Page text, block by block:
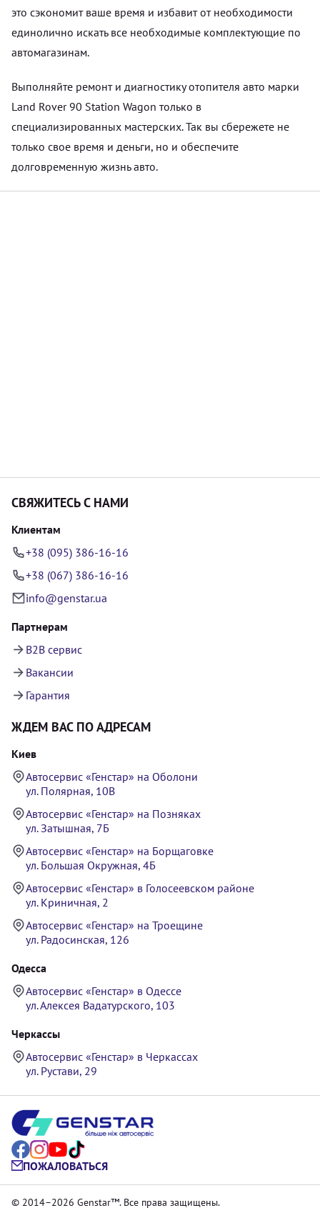
это сэкономит ваше время и избавит от необходимости
единолично искать все необходимые комплектующие по
автомагазинам.
Выполняйте ремонт и диагностику отопителя авто марки
Land Rover 90 Station Wagon только в
специализированных мастерских. Так вы сбережете не
только свое время и деньги, но и обеспечите
долговременную жизнь авто.
СВЯЖИТЕСЬ С НАМИ
Клиентам
+38 (095) 386-16-16
+38 (067) 386-16-16
info@genstar.ua
Партнерам
B2B сервис
Вакансии
Гарантия
ЖДЕМ ВАС ПО АДРЕСАМ
Киев
Автосервис «Генстар» на Оболони
ул. Полярная, 10В
Автосервис «Генстар» на Позняках
ул. Затышная, 7Б
Автосервис «Генстар» на Борщаговке
ул. Большая Окружная, 4Б
Автосервис «Генстар» в Голосеевском районе
ул. Криничная, 2
Автосервис «Генстар» на Троещине
ул. Радосинская, 126
Одесса
Автосервис «Генстар» в Одессе
ул. Алексея Вадатурского, 103
Черкассы
Автосервис «Генстар» в Черкассах
ул. Рустави, 29
ПОЖАЛОВАТЬСЯ
© 2014–2026 Genstar™. Все права защищены.